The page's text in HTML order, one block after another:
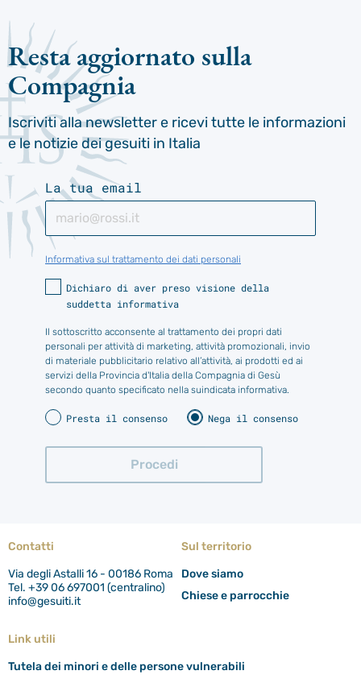
Resta aggiornato sulla
Compagnia
Iscriviti alla newsletter e ricevi tutte le informazioni
e le notizie dei gesuiti in Italia
La tua email
Informativa sul trattamento dei dati personali
Dichiaro di aver preso visione della
suddetta informativa
Il sottoscritto acconsente al trattamento dei propri dati
personali per attività di marketing, attività promozionali, invio
di materiale pubblicitario relativo all’attività, ai prodotti ed ai
servizi della Provincia d'Italia della Compagnia di Gesù
secondo quanto specificato nella suindicata informativa.
Presta il consenso Nega il consenso
Contatti
Via degli Astalli 16 - 00186 Roma
Tel. +39 06 697001 (centralino)
info@gesuiti.it
Sul territorio
Dove siamo
Chiese e parrocchie
Link utili
Tutela dei minori e delle persone vulnerabili